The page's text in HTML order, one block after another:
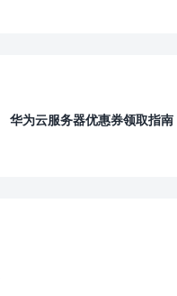
华为云服务器优惠券领取指